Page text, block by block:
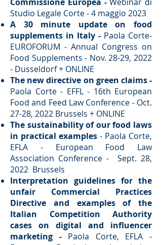
Studio Legale Corte - 4 maggio 2023 ​
​A 30 minute update on food
supplements in Italy - Paola Corte-
EUROFORUM - Annual Congress on
Food Supplements - Nov. 28-29, 2022
- Dusseldorf + ONLINE
The new directive on green claims -
Paola Corte - EFFL - 16th European
Food and Feed Law Conference - Oct.
27-28, 2022 Brussels + ONLINE
The sustainability of our food laws
in practical examples - Paola Corte,
EFLA - European Food Law
Association Conference - Sept. 28,
2022 Brussels
Interpretation guidelines for the
unfair Commercial Practices
Directive and examples of the
Italian Competition Authority
cases on digital and influencer
marketing -Paola Corte, EFLA -